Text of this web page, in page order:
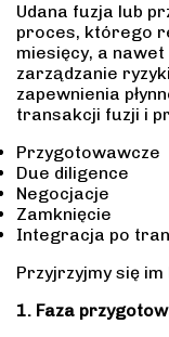
Udana fuzja lub
proces, którego
miesięcy, a
zarządzanie
zapewnienia
transakcji fuzji i
Przygotowawcze
Due diligence
Negocjacje
Zamknięcie
Integracja po
Przyjrzyjmy się
1. Faza